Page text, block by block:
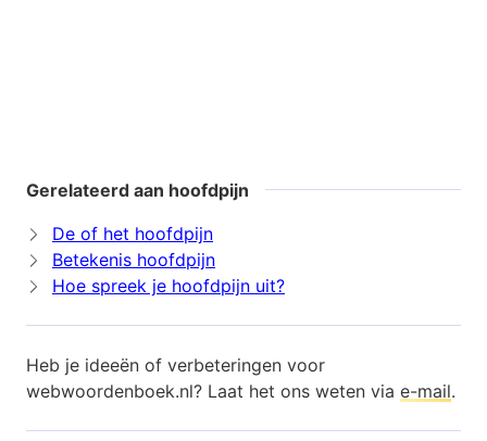
Gerelateerd aan hoofdpijn
De of het hoofdpijn
Betekenis hoofdpijn
Hoe spreek je hoofdpijn uit?
Heb je ideeën of verbeteringen voor
webwoordenboek.nl? Laat het ons weten via e-mail.